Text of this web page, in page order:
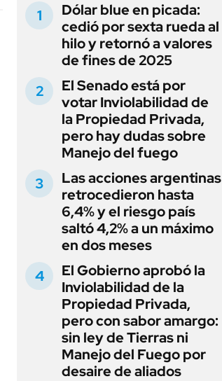
Dólar blue en picada:
cedió por sexta rueda al
hilo y retornó a valores
de fines de 2025
El Senado está por
votar Inviolabilidad de
la Propiedad Privada,
pero hay dudas sobre
Manejo del fuego
Las acciones argentinas
retrocedieron hasta
6,4% y el riesgo país
saltó 4,2% a un máximo
en dos meses
El Gobierno aprobó la
Inviolabilidad de la
Propiedad Privada,
pero con sabor amargo:
sin ley de Tierras ni
Manejo del Fuego por
desaire de aliados